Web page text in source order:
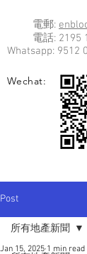
電郵:
電話: 2195
Whatsapp: 9512
Wechat:
Post
所有地產新聞
Jan 15, 2025 1 min read